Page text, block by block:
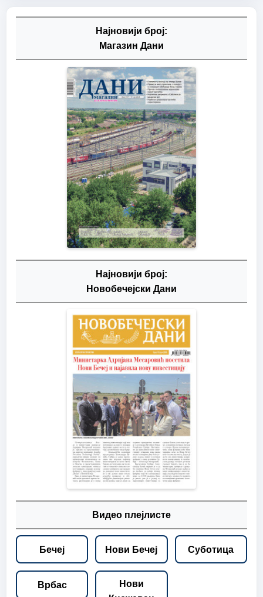
Најновији број:
Магазин Дани
Најновији број:
Новобечејски Дани
Видео плејлисте
Бечеј Нови Бечеј Суботица
Врбас
Нови